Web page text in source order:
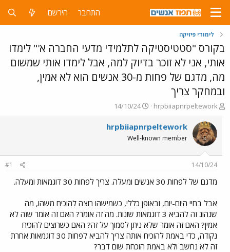
התחבר הירשם
לימודי פיזיקה
בקורס "סטטיסטיקה לתלמידי מדעי החברה א'" לימדו
אותי, אני לא זוכר בדיוק למה, אבל לימדו אותי שמשום
מה, מדגם של פחות מ-30 אנשים הוא לא אמין,
ובמחקר צריך
פ
ו
ת
ח
ה
ש
א
hrpbiiapnrpeltework
פ
ו
ר
ס
ם
ר
14/10/24
hrpbiiapnrpeltework
Well-known member
14/10/24
#1
מדגם של לפחות 30 אנשים ומעלה. צריך לפחות 30 דוגמאות ומעלה.
אבל בחיי היום-יום, ובאופן כללי, כשמישהו רוצה להוכיח משהו, מה
שנהוג זה להביא 3 דוגמאות שונות. מה זה אומר? האם זה אומר שזה לא
אמין? האם זה אומר שלא ניתן לסמוך על זה? האם כשרוצים להוכיח
נקודה, כדי באמת להוכיח אותה צריך להביא לפחות 30 דוגמאות אחרת
זה לא נחשב ולא באמת הוכחת שום דבר?